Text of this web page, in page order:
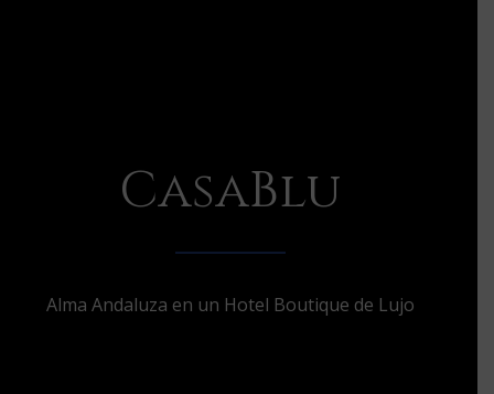
CasaBlu
Alma Andaluza en un Hotel Boutique de Lujo